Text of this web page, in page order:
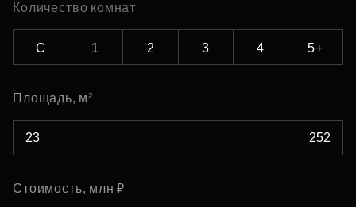
Количество комнат
С 1 2 3 4 5+
Площадь, м²
Стоимость, млн ₽